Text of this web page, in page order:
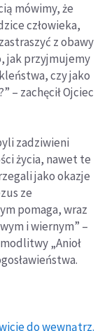
mówimy, że
człowieka,
z obawy
jak przyjmujemy
czy jako
– zachęcił Ojciec
zadziwieni
życia, nawet te
jako okazje
ze
pomaga, wraz
i wiernym” –
„Anioł
do wewnątrz.